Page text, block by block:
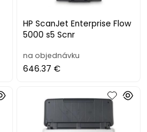
HP ScanJet Enterprise Flow
5000 s5 Scnr
na objednávku
646.37 €